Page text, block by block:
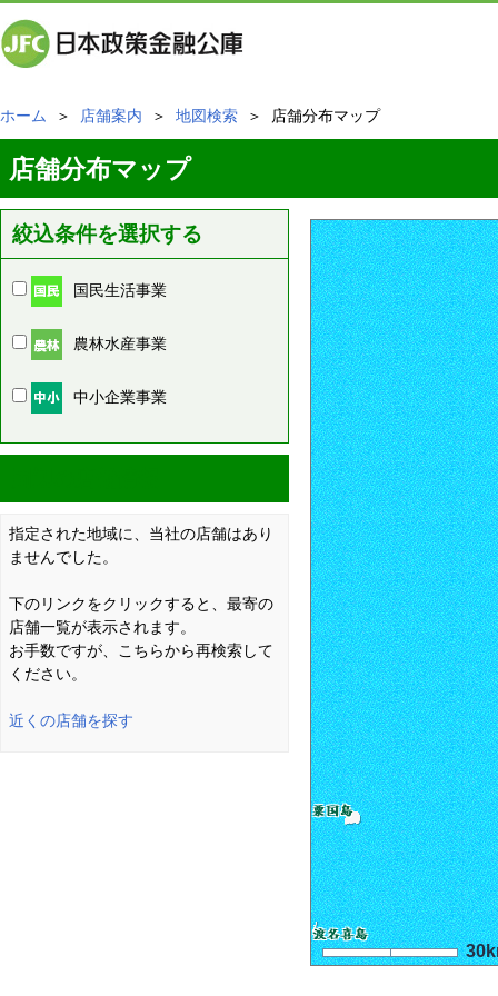
ホーム ＞ 店舗案内 ＞ 地図検索 ＞ 店舗分布マップ
店舗分布マップ
絞込条件を選択する
国民生活事業
農林水産事業
中小企業事業
指定された地域に、当社の店舗はあり
ませんでした。
下のリンクをクリックすると、最寄の
店舗一覧が表示されます。
お手数ですが、こちらから再検索して
ください。
近くの店舗を探す